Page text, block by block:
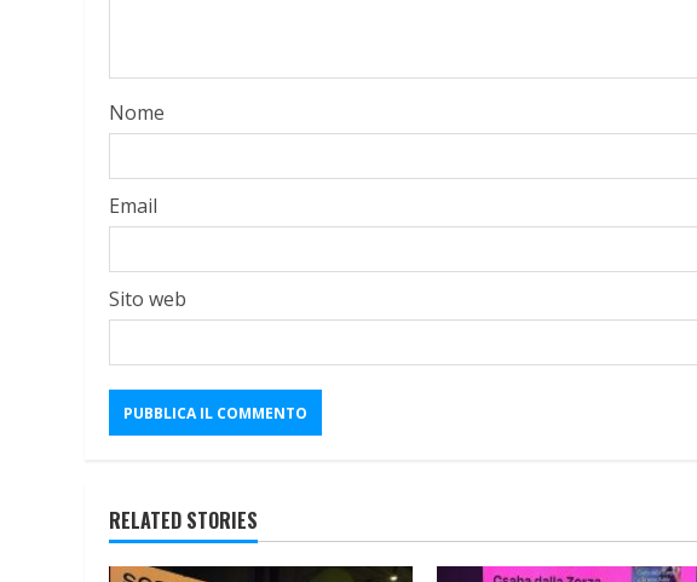
Nome
Email
Sito web
RELATED STORIES